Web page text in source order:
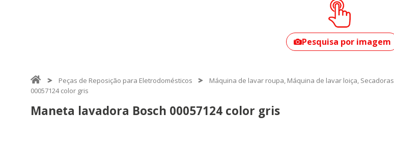
seu modelo?
Pesquisa por imagem
Peças de Reposição para Eletrodomésticos Máquina de lavar roupa, Máquina de lavar loiça, Secadoras
00057124 color gris
Maneta lavadora Bosch 00057124 color gris